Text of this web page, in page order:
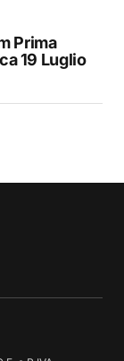
Prima
19 Luglio